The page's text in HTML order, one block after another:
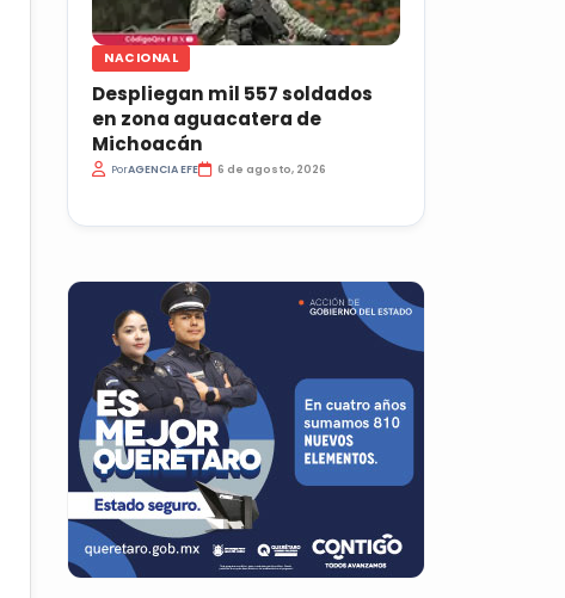
NACIONAL
Despliegan mil 557 soldados
en zona aguacatera de
Michoacán
PorAGENCIA EFE 6 de agosto, 2026